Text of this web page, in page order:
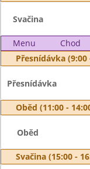
Svačina
Menu Chod
Přesnídávka (9:00
Přesnídávka
Oběd (11:00 -
Oběd
Svačina (15:00 -